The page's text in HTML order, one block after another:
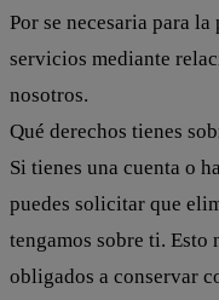
Por se necesaria para
servicios mediante
nosotros.
Qué derechos tienes
Si tienes una cuenta o
puedes solicitar que
tengamos sobre ti. Esto
obligados a conservar